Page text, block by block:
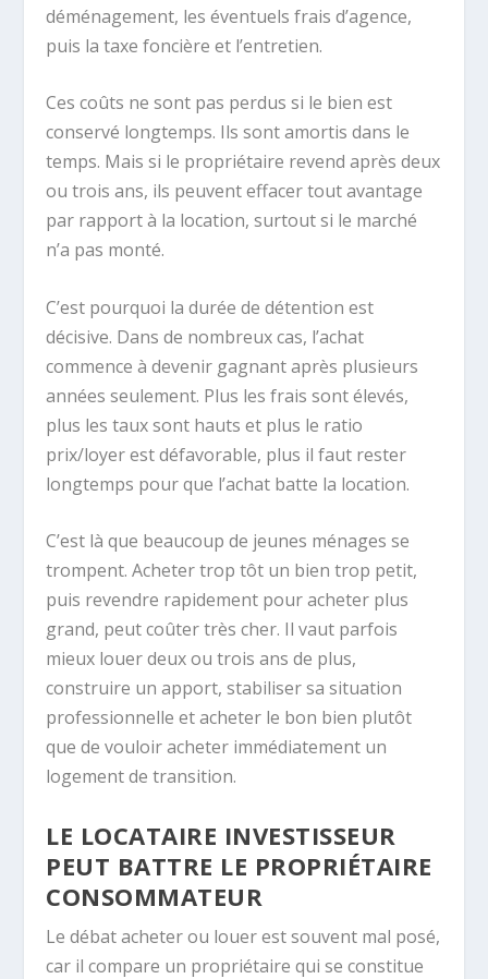
déménagement, les éventuels frais d’agence,
puis la taxe foncière et l’entretien.
Ces coûts ne sont pas perdus si le bien est
conservé longtemps. Ils sont amortis dans le
temps. Mais si le propriétaire revend après deux
ou trois ans, ils peuvent effacer tout avantage
par rapport à la location, surtout si le marché
n’a pas monté.
C’est pourquoi la durée de détention est
décisive. Dans de nombreux cas, l’achat
commence à devenir gagnant après plusieurs
années seulement. Plus les frais sont élevés,
plus les taux sont hauts et plus le ratio
prix/loyer est défavorable, plus il faut rester
longtemps pour que l’achat batte la location.
C’est là que beaucoup de jeunes ménages se
trompent. Acheter trop tôt un bien trop petit,
puis revendre rapidement pour acheter plus
grand, peut coûter très cher. Il vaut parfois
mieux louer deux ou trois ans de plus,
construire un apport, stabiliser sa situation
professionnelle et acheter le bon bien plutôt
que de vouloir acheter immédiatement un
logement de transition.
LE LOCATAIRE INVESTISSEUR
PEUT BATTRE LE PROPRIÉTAIRE
CONSOMMATEUR
Le débat acheter ou louer est souvent mal posé,
car il compare un propriétaire qui se constitue